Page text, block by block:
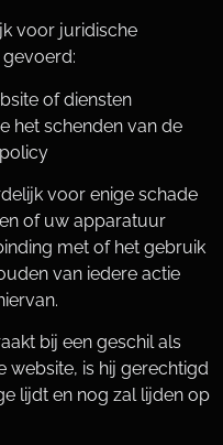
voor juridische
of diensten
het schenden van de
voor enige schade
of uw apparatuur
met of het gebruik
van iedere actie
bij een geschil als
website, is hij gerechtigd
lijdt en nog zal lijden op